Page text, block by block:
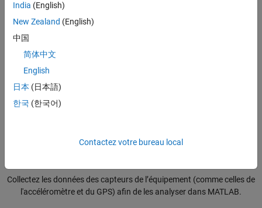
Connectez-vous à une session MATLAB
Collectez les données des capteurs de l’équipement (comme celles de
l'accéléromètre et du GPS) afin de les analyser dans MATLAB.
India (English)
New Zealand (English)
中国
简体中文
English
日本 (日本語)
한국 (한국어)
Contactez votre bureau local